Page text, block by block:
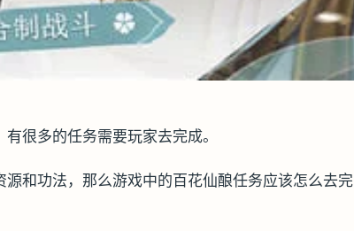
很多的任务需要玩家去完成。
源和功法，那么游戏中的百花仙酿任务应该怎么去完